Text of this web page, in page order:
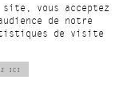
vous acceptez
de notre
de visite
ICI